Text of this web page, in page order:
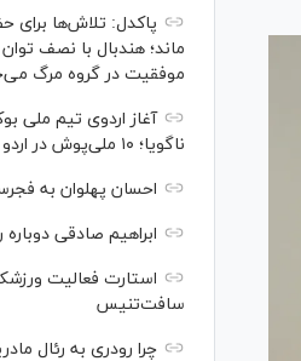
پاکدل: تلاش‌ها برای
ماند؛ هندبال با نصف
موفقیت در گروه مرگ
آغاز اردوی تیم ملی
ناگویا؛ ۱۰ ملی‌پوش در اردو
احسان پهلوان به
ابراهیم صادقی
استارت فعالیت
سافت‌تنیس
چرا رودری به رئال